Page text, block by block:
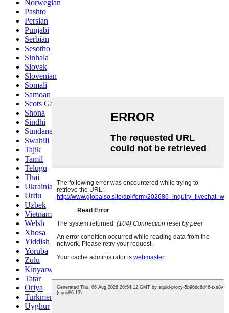
Norwegian
Pashto
Persian
Punjabi
Serbian
Sesotho
Sinhala
Slovak
Slovenian
Somali
Samoan
Scots Gaelic
Shona
Sindhi
Sundanese
Swahili
Tajik
Tamil
Telugu
Thai
Ukrainian
Urdu
Uzbek
Vietnamese
Welsh
Xhosa
Yiddish
Yoruba
Zulu
Kinyarwanda
Tatar
Oriya
Turkmen
Uyghur